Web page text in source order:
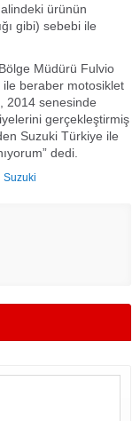
ürünün
gibi) sebebi ile
Müdürü Fulvio
ile beraber motosiklet
2014 senesinde
gerçekleştirmiş
Suzuki Türkiye ile
dedi.
Suzuki